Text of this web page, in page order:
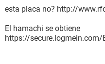
esta placa no? http://
El hamachi se obtiene
https://